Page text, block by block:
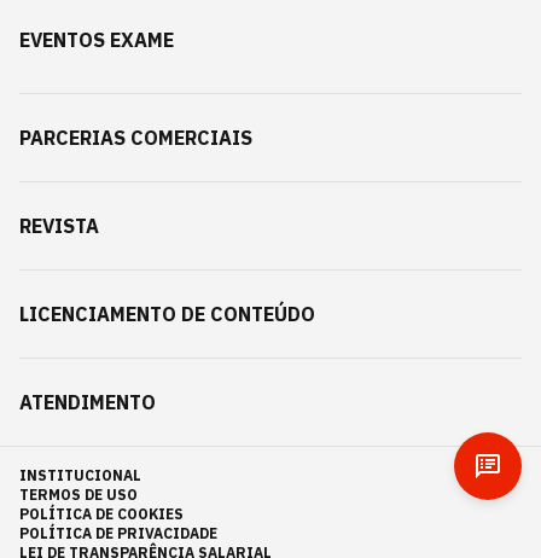
EVENTOS EXAME
PARCERIAS COMERCIAIS
REVISTA
LICENCIAMENTO DE CONTEÚDO
ATENDIMENTO
INSTITUCIONAL
TERMOS DE USO
POLÍTICA DE COOKIES
POLÍTICA DE PRIVACIDADE
LEI DE TRANSPARÊNCIA SALARIAL